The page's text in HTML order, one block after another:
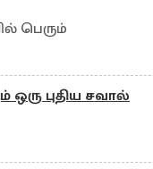
பெரும்
ஒரு புதிய சவால்